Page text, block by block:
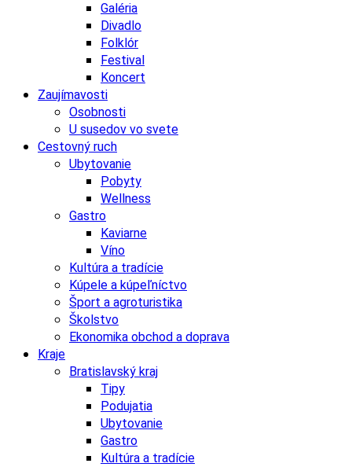
Galéria
Divadlo
Folklór
Festival
Koncert
Zaujímavosti
Osobnosti
U susedov vo svete
Cestovný ruch
Ubytovanie
Pobyty
Wellness
Gastro
Kaviarne
Víno
Kultúra a tradície
Kúpele a kúpeľníctvo
Šport a agroturistika
Školstvo
Ekonomika obchod a doprava
Kraje
Bratislavský kraj
Tipy
Podujatia
Ubytovanie
Gastro
Kultúra a tradície